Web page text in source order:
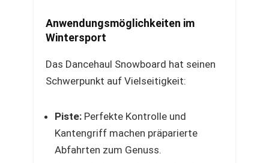
Anwendungsmöglichkeiten im
Wintersport
Das Dancehaul Snowboard hat seinen
Schwerpunkt auf Vielseitigkeit:
Piste: Perfekte Kontrolle und
Kantengriff machen präparierte
Abfahrten zum Genuss.